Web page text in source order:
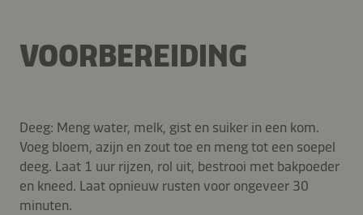
VOORBEREIDING
Deeg: Meng water, melk, gist en suiker in een kom.
Voeg bloem, azijn en zout toe en meng tot een soepel
deeg. Laat 1 uur rijzen, rol uit, bestrooi met bakpoeder
en kneed. Laat opnieuw rusten voor ongeveer 30
minuten.